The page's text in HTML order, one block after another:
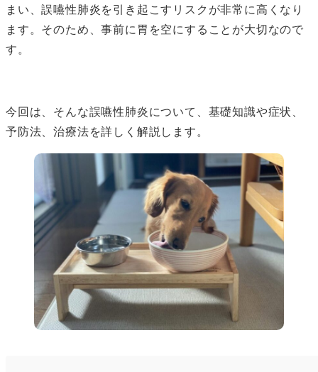
まい、誤嚥性肺炎を引き起こすリスクが非常に高くなり
ます。そのため、事前に胃を空にすることが大切なので
す。
今回は、そんな誤嚥性肺炎について、基礎知識や症状、
予防法、治療法を詳しく解説します。